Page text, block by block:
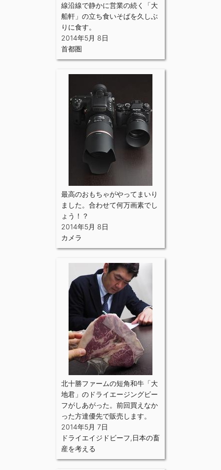
線沿線で静かに営業の続く「大
船軒」の立ち食いそばを久しぶ
りに食す。
2014年5月 8日
首都圏
最高のおもちゃがやってまいり
ました。合わせて何万画素でし
ょう！？
2014年5月 8日
カメラ
北十勝ファームの短角和牛「大
地君」のドライエージングビー
フがしあがった。前回買えなか
った方達優先で販売します。
2014年5月 7日
ドライエイジドビーフ,日本の畜
産を考える